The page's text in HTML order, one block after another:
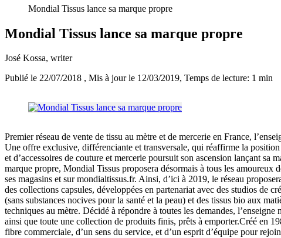
Mondial Tissus lance sa marque propre
Mondial Tissus lance sa marque propre
José Kossa, writer
Publié le 22/07/2018 , Mis à jour le 12/03/2019, Temps de lecture: 1 min
Premier réseau de vente de tissu au mètre et de mercerie en France,
Une offre exclusive, différenciante et transversale, qui réaffirme la position
et d’accessoires de couture et mercerie poursuit son ascension lançant
marque propre, Mondial Tissus proposera désormais à tous les
ses magasins et sur mondialtissus.fr. Ainsi, d’ici à 2019, le réseau
des collections capsules, développées en partenariat avec des studios de
(sans substances nocives pour la santé et la peau) et des tissus bio aux
techniques au mètre. Décidé à répondre à toutes les demandes,
ainsi que toute une collection de produits finis, prêts à emporter.Créé en
fibre commerciale, d’un sens du service, et d’un esprit d’équipe pour